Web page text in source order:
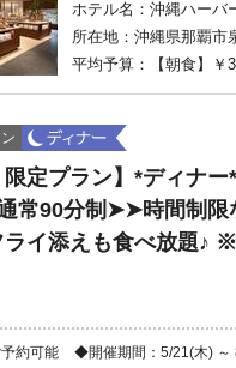
ホテル名： 沖縄ハーバ
所在地： 沖縄県那覇市
平均予算：
【朝食】
限定プラン】*ディナ
常90分制➤➤時間制
イ添えも食べ放題♪
約可能 開催期間：5/21(木) ～